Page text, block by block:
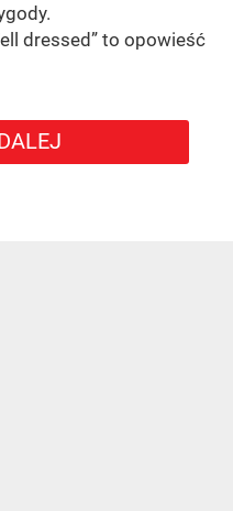
dressed” to opowieść